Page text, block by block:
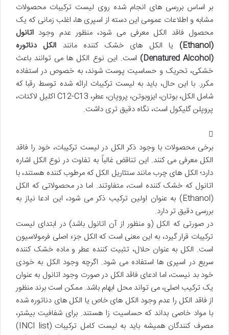
بر اساس بررسی های انجام شده روی لیست ترکیبات محصولات
مشابه و اطلاعات عمومی این دسته از اسپری ها، اغلب زمانی که یک
محصول فاقد الکل معرفی می شود، منظور عدم وجود اتانول
(Ethanol)
یا الکل های خشک کننده مانند الکل دناتوره
(Denatured Alcohol)
است. این نوع الکل ها می توانند باعث
خشکی، تحریک و حساسیت پوست شوند، به خصوص در استفاده
مکرر. با این حال، باید به لیست ترکیبات ارائه شده توسط رقبا که
شامل الکل، بوتان، ایزوبوتن، پروپان، عطر، C12-C13 اکلیل لاکتات،
پروپلن گلیکول است، نگاه دقیق تری داشت.
برخی محصولات با وجود ذکر الکل در لیست ترکیبات، خود را فاقد
الکل معرفی می کنند. این تناقض غالباً به تفاوت در نوع الکل اشاره
دارد؛ الکل های چرب مانند ستئاریل الکل که مرطوب کننده هستند، با
اتانول که خشک کننده است، متفاوتند. اما در محصولاتی که الکل
(Ethanol) به عنوان اولین ترکیب ذکر می شود، این ادعا نیاز به
بررسی دقیق تر دارد.
در صورتی که الکل (و منظور از آن اتانول باشد) در ابتدای لیست
ترکیبات قرار گیرد، به این معنی است که الکل جزء اصلی فرمولاسیون
است. الکل به عنوان حلال، تثبیت کننده عطر و ماده خشک کننده
سریع در اسپری ها استفاده می شود. اگرچه وجود الکل به خودی
خود بد نیست، اما ادعای فاقد الکل در صورت وجود اتانول به عنوان
یک ترکیب اصلی، می تواند محل ابهام باشد. ممکن است برند منظور
از فاقد الکل را عدم وجود الکل های خاص یا الکل های دناتوره شده
با مواد خاصی بداند که حساسیت زا هستند. برای شفافیت بیشتر،
مصرف کنندگان همیشه باید به لیست کامل ترکیبات (INCI list)